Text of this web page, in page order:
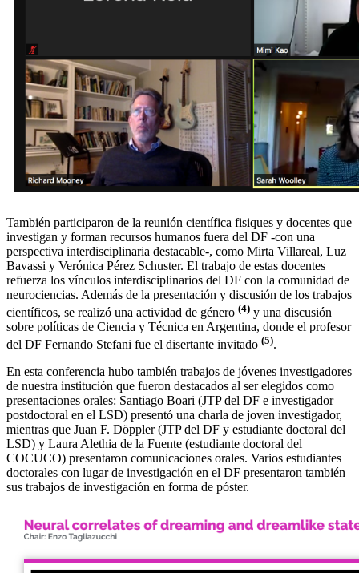
También participaron de la reunión científica fisiques y docentes que
investigan y forman recursos humanos fuera del DF -con una
perspectiva interdisciplinaria destacable-, como Mirta Villareal, Luz
Bavassi y Verónica Pérez Schuster. El trabajo de estas docentes
refuerza los vínculos interdisciplinarios del DF con la comunidad de
neurociencias. Además de la presentación y discusión de los trabajos
científicos, se realizó una actividad de género (4) y una discusión
sobre políticas de Ciencia y Técnica en Argentina, donde el profesor
del DF Fernando Stefani fue el disertante invitado (5).
En esta conferencia hubo también trabajos de jóvenes investigadores
de nuestra institución que fueron destacados al ser elegidos como
presentaciones orales: Santiago Boari (JTP del DF e investigador
postdoctoral en el LSD) presentó una charla de joven investigador,
mientras que Juan F. Döppler (JTP del DF y estudiante doctoral del
LSD) y Laura Alethia de la Fuente (estudiante doctoral del
COCUCO) presentaron comunicaciones orales. Varios estudiantes
doctorales con lugar de investigación en el DF presentaron también
sus trabajos de investigación en forma de póster.